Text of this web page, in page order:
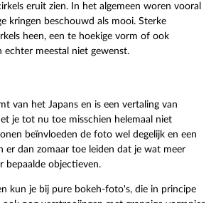
eruit zien. In het algemeen woren vooral
kringen beschouwd als mooi. Sterke
heen, een te hoekige vorm of ook
echter meestal niet gewenst.
van het Japans en is een vertaling van
je tot nu toe misschien helemaal niet
beïnvloeden de foto wel degelijk en een
er dan zomaar toe leiden dat je wat meer
bepaalde objectieven.
kun je bij pure bokeh-foto's, die in principe